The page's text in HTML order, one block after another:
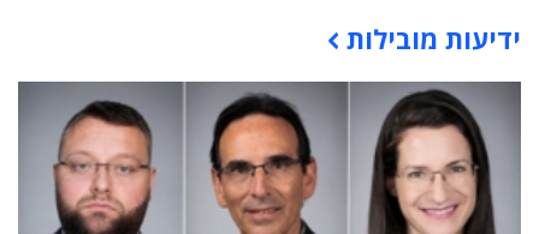
תוכן פרסומי
ידיעות מובילות